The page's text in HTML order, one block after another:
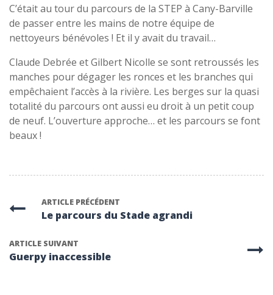
C’était au tour du parcours de la STEP à Cany-Barville
de passer entre les mains de notre équipe de
nettoyeurs bénévoles ! Et il y avait du travail…
Claude Debrée et Gilbert Nicolle se sont retroussés les
manches pour dégager les ronces et les branches qui
empêchaient l’accès à la rivière. Les berges sur la quasi
totalité du parcours ont aussi eu droit à un petit coup
de neuf. L’ouverture approche… et les parcours se font
beaux !
ARTICLE PRÉCÉDENT
Le parcours du Stade agrandi
ARTICLE SUIVANT
Guerpy inaccessible